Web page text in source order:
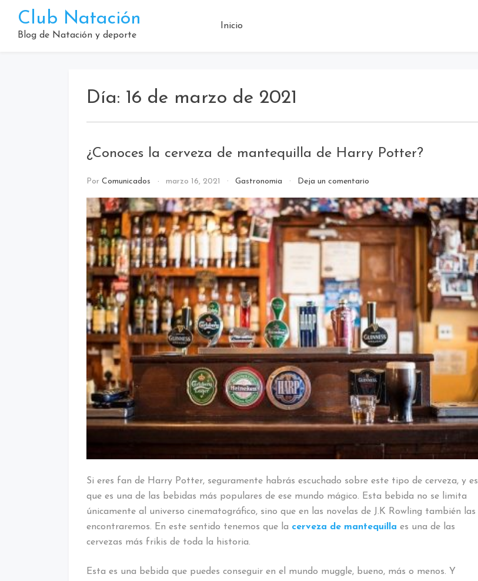
contenido
Club Natación
Blog de Natación y deporte
Inicio
Día: 16 de marzo de 2021
¿Conoces la cerveza de mantequilla de Harry Potter?
Por Comunicados marzo 16, 2021 Gastronomia Deja un comentarioen
la
cerveza
de
mantequilla
de
Potter?
Si eres fan de Harry Potter, seguramente habrás escuchado sobre este tipo de cerveza, y es
que es una de las bebidas más populares de ese mundo mágico. Esta bebida no se limita
únicamente al universo cinematográfico, sino que en las novelas de J.K Rowling también las
encontraremos. En este sentido tenemos que la cerveza de mantequilla es una de las
cervezas más frikis de toda la historia.
Esta es una bebida que puedes conseguir en el mundo muggle, bueno, más o menos. Y